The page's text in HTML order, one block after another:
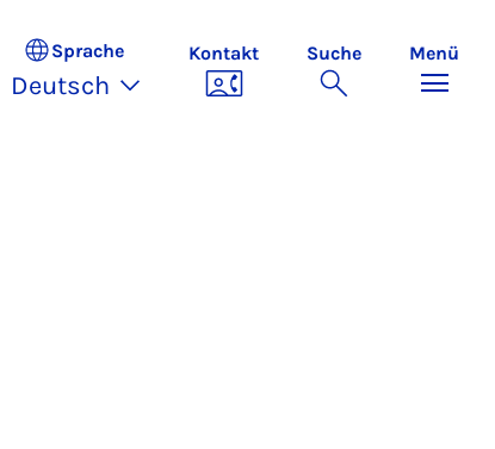
Sprache
Deutsch
Kontakt Suche Menü